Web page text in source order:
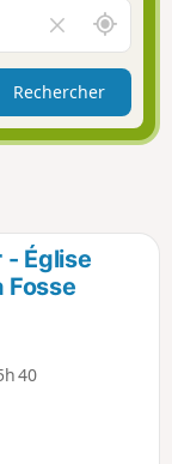
a
i
g
o
i
d
e
r
l
a
m
p
A
u
t
u
r
Rechercher
- Église
Fosse
40